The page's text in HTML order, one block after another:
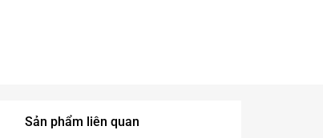
Sản phẩm liên quan